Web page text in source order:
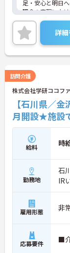
足・安心と明日
理念の実現に向
す。
ご興味のある方
に詳細をお話し
さい！
詳
訪問介護
株式会社学研ココフ
【石川県／
月開設★施設
給料 時
勤務地
石
IR
雇用形態 非
応募要件 ■